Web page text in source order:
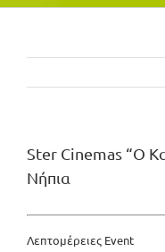
Ster Cinemas “Ο
Νήπια
Λεπτομέρειες Event